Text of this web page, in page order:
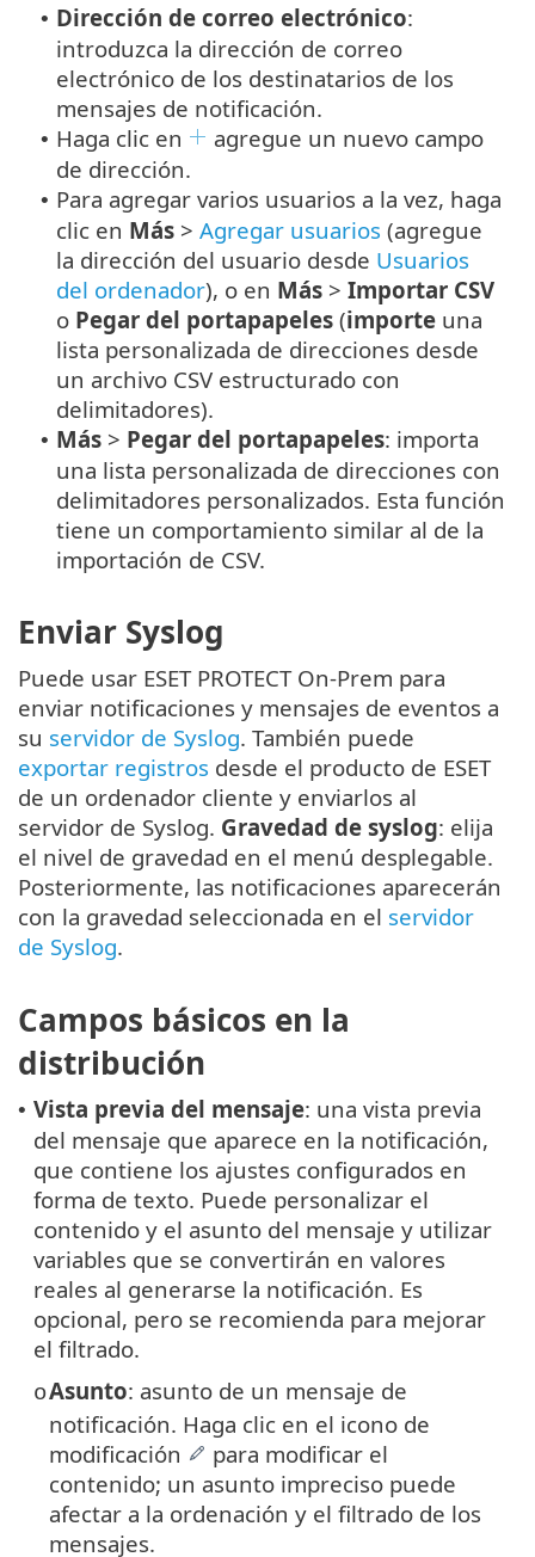
• Dirección de correo electrónico:
introduzca la dirección de correo
electrónico de los destinatarios de los
mensajes de notificación.
• Haga clic en
agregue un nuevo campo
de dirección.
• Para agregar varios usuarios a la vez, haga
clic en Más > Agregar usuarios (agregue
la dirección del usuario desde Usuarios
del ordenador), o en Más > Importar CSV
o Pegar del portapapeles (importe una
lista personalizada de direcciones desde
un archivo CSV estructurado con
delimitadores).
• Más > Pegar del portapapeles: importa
una lista personalizada de direcciones con
delimitadores personalizados. Esta función
tiene un comportamiento similar al de la
importación de CSV.
Enviar Syslog
Puede usar ESET PROTECT On-Prem para
enviar notificaciones y mensajes de eventos a
su servidor de Syslog. También puede
exportar registros desde el producto de ESET
de un ordenador cliente y enviarlos al
servidor de Syslog. Gravedad de syslog: elija
el nivel de gravedad en el menú desplegable.
Posteriormente, las notificaciones aparecerán
con la gravedad seleccionada en el servidor
de Syslog.
Campos básicos en la
distribución
• Vista previa del mensaje: una vista previa
del mensaje que aparece en la notificación,
que contiene los ajustes configurados en
forma de texto. Puede personalizar el
contenido y el asunto del mensaje y utilizar
variables que se convertirán en valores
reales al generarse la notificación. Es
opcional, pero se recomienda para mejorar
el filtrado.
oAsunto: asunto de un mensaje de
notificación. Haga clic en el icono de
modificación
para modificar el
contenido; un asunto impreciso puede
afectar a la ordenación y el filtrado de los
mensajes.